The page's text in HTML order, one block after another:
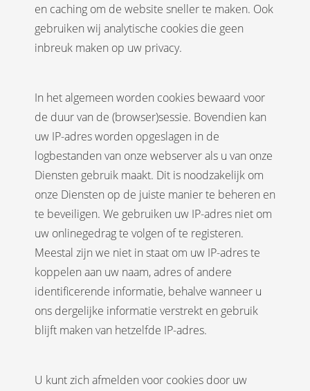
en caching om de website sneller te maken. Ook
gebruiken wij analytische cookies die geen
inbreuk maken op uw privacy.
In het algemeen worden cookies bewaard voor
de duur van de (browser)sessie. Bovendien kan
uw IP-adres worden opgeslagen in de
logbestanden van onze webserver als u van onze
Diensten gebruik maakt. Dit is noodzakelijk om
onze Diensten op de juiste manier te beheren en
te beveiligen. We gebruiken uw IP-adres niet om
uw onlinegedrag te volgen of te registeren.
Meestal zijn we niet in staat om uw IP-adres te
koppelen aan uw naam, adres of andere
identificerende informatie, behalve wanneer u
ons dergelijke informatie verstrekt en gebruik
blijft maken van hetzelfde IP-adres.
U kunt zich afmelden voor cookies door uw